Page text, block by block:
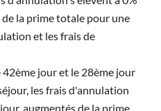
la prime totale pour une
et les frais de
jour et le 28ème jour
les frais d'annulation
augmentés de la prime